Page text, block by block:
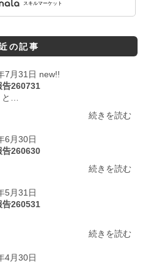
の記事
7月31日 new!!
告260731
…
続きを読む
6月30日
告260630
続きを読む
5月31日
告260531
続きを読む
4月30日